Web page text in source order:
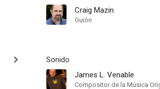
Craig Mazin
Guión
Sonido
James L. Venable
Compositor de la Música